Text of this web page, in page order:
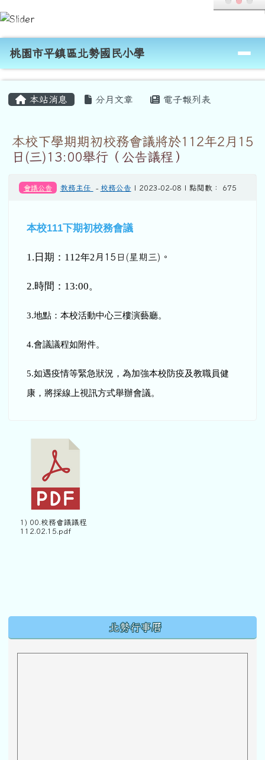
跳至主內容區
桃園市平鎮區北勢國民小學
導覽列
桃園市平鎮區北勢國民小學
本站消息 分月文章 電子報列表
本校下學期期初校務會議將於112年2月15
日(三)13:00舉行（公告議程）
會議公告 教務主任 - 校務公告 | 2023-02-08 | 點閱數： 675
本校111下期初校務會議
1. 日期：112年2 月15 日(星期三)。
2.時間：13:00。
3.地點：本校活動中心三樓演藝廳。
4.會議議程如附件。
5.如遇疫情等緊急狀況，為加強本校防疫及教職員健
康，將採線上視訊方式舉辦會議。
1) 00.校務會議議程
112.02.15.pdf
北勢行事曆